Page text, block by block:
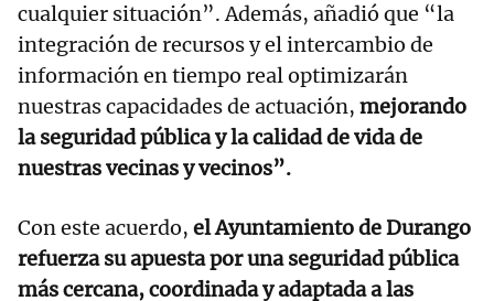
cualquier situación”. Además, añadió que “la
integración de recursos y el intercambio de
información en tiempo real optimizarán
nuestras capacidades de actuación, mejorando
la seguridad pública y la calidad de vida de
nuestras vecinas y vecinos”.
Con este acuerdo, el Ayuntamiento de Durango
refuerza su apuesta por una seguridad pública
más cercana, coordinada y adaptada a las